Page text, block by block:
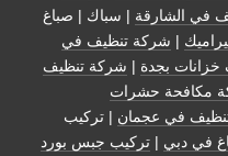
في الشارقة | سباك | صباغ
| شركة تنظيف في
بجدة | شركة تنظيف
مكافحة حشرات
في عجمان | تركيب
في دبي | تركيب جبس بورد